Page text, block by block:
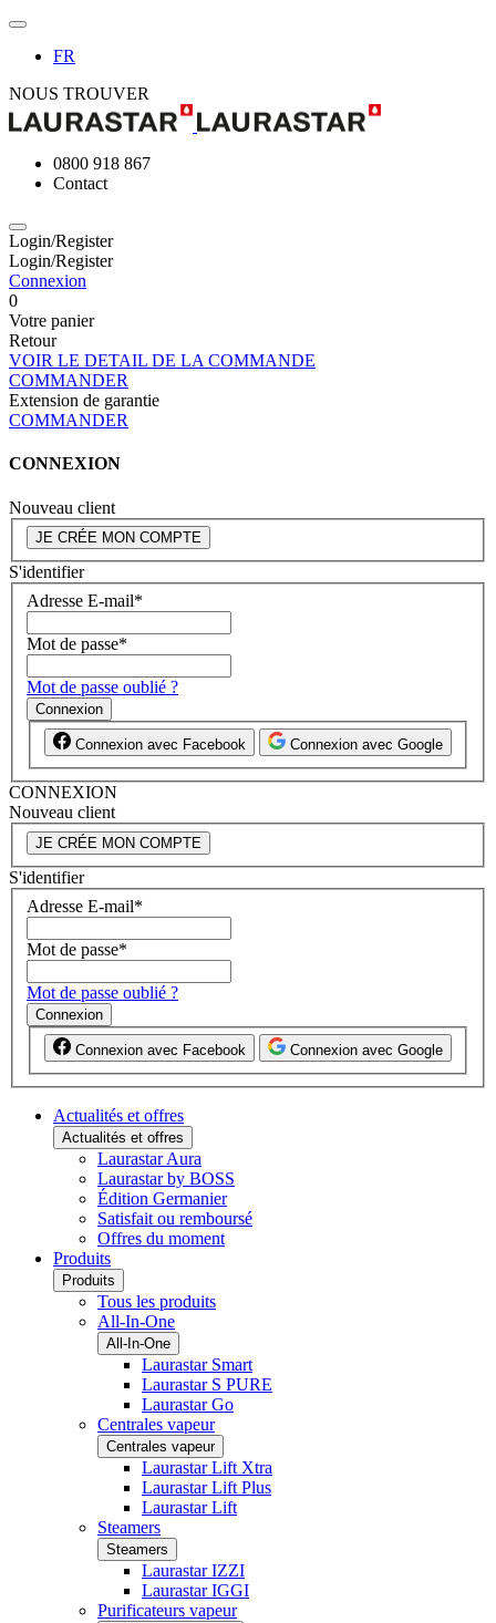
FR
NOUS TROUVER
0800 918 867
Contact
Login/Register
Login/Register
Connexion
0
Votre panier
Retour
VOIR LE DETAIL DE LA COMMANDE
COMMANDER
Extension de garantie
COMMANDER
CONNEXION
Nouveau client
JE CRÉE MON COMPTE
S'identifier
Adresse E-mail*
Mot de passe*
Mot de passe oublié ?
Connexion
Connexion avec Facebook Connexion avec Google
CONNEXION
Nouveau client
JE CRÉE MON COMPTE
S'identifier
Adresse E-mail*
Mot de passe*
Mot de passe oublié ?
Connexion
Connexion avec Facebook Connexion avec Google
Actualités et offres
Actualités et offres
Laurastar Aura
Laurastar by BOSS
Édition Germanier
Satisfait ou remboursé
Offres du moment
Produits
Produits
Tous les produits
All-In-One
All-In-One
Laurastar Smart
Laurastar S PURE
Laurastar Go
Centrales vapeur
Centrales vapeur
Laurastar Lift Xtra
Laurastar Lift Plus
Laurastar Lift
Steamers
Steamers
Laurastar IZZI
Laurastar IGGI
Purificateurs vapeur